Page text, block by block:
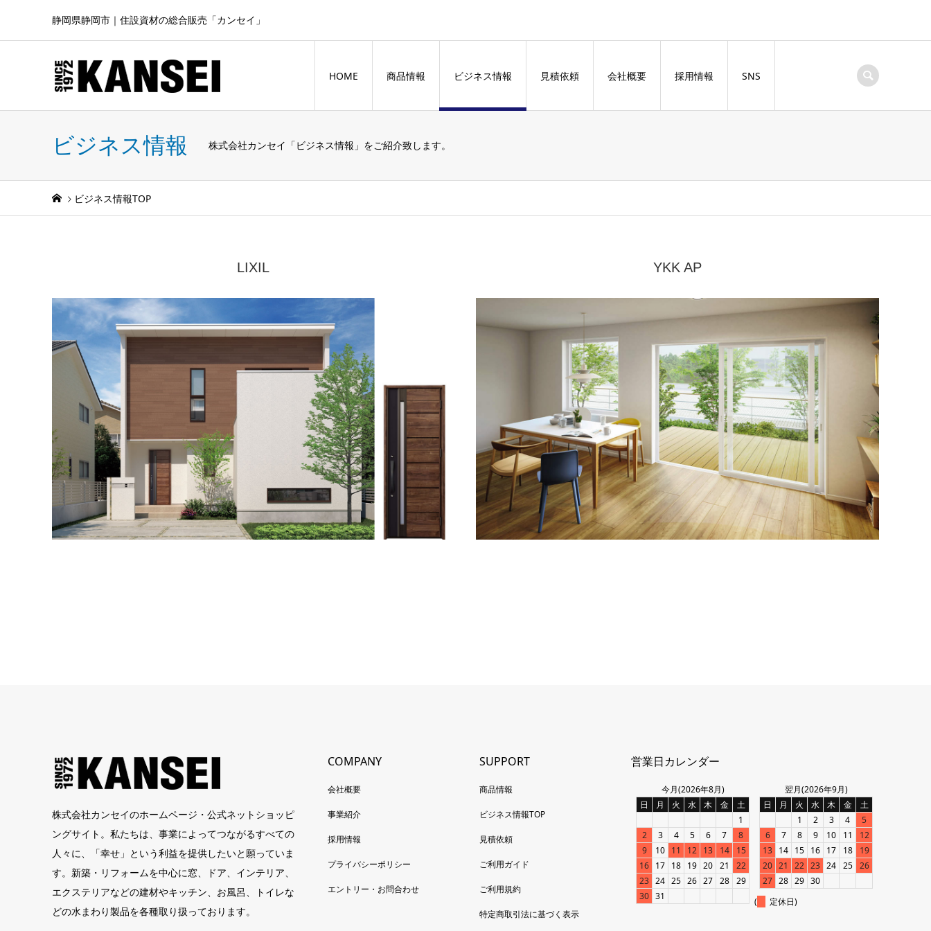
静岡県静岡市｜住設資材の総合販売「カンセイ」
HOME 商品情報 ビジネス情報 見積依頼 会社概要 採用情報 SNS
ビジネス情報 株式会社カンセイ「ビジネス情報」をご紹介致します。
ビジネス情報TOP
LIXIL YKK AP
株式会社カンセイのホームページ・公式ネットショッピ
ングサイト。私たちは、事業によってつながるすべての
人々に、「幸せ」という利益を提供したいと願っていま
す。新築・リフォームを中心に窓、ドア、インテリア、
エクステリアなどの建材やキッチン、お風呂、トイレな
どの水まわり製品を各種取り扱っております。
COMPANY
会社概要
事業紹介
採用情報
プライバシーポリシー
エントリー・お問合わせ
SUPPORT
商品情報
ビジネス情報TOP
見積依頼
ご利用ガイド
ご利用規約
特定商取引法に基づく表示
営業日カレンダー
今月(2026年8月)
日
月 火 水 木 金
土
1
2
3 4 5 6 7
8
9
10 11 12 13 14
15
16 17 18 19 20 21
22
23 24 25 26 27 28
29
30 31
翌月(2026年9月)
日
月 火 水 木 金
土
1
2 3 4
5
6
7 8 9 10 11
12
13 14 15 16 17 18
19
20 21 22 23 24 25 26
27 28 29 30
(
定休日)